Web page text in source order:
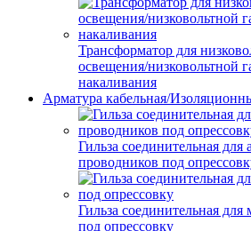
Трансформатор для
освещения/низковольтной
накаливания
Арматура кабельная/
Гильза соединительная
проводников под
Гильза соединительная
под опрессовку